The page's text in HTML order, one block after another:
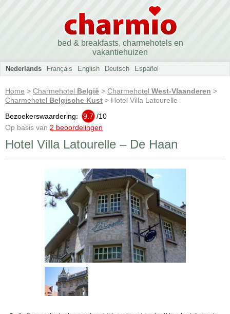
bed & breakfasts, charmehotels en
vakantiehuizen
Nederlands Français English Deutsch Español
Home > Charmehotel België > Charmehotel West-Vlaanderen >
Charmehotel Belgische Kust > Hotel Villa Latourelle
Bezoekerswaardering:
9.7 /10
Op basis van 2 beoordelingen
Hotel Villa Latourelle – De Haan